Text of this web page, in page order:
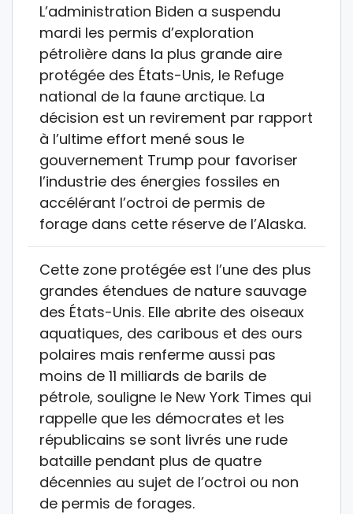
L’administration Biden a suspendu
mardi les permis d’exploration
pétrolière dans la plus grande aire
protégée des États-Unis, le Refuge
national de la faune arctique. La
décision est un revirement par rapport
à l’ultime effort mené sous le
gouvernement Trump pour favoriser
l’industrie des énergies fossiles en
accélérant l’octroi de permis de
forage dans cette réserve de l’Alaska.
Cette zone protégée est l’une des plus
grandes étendues de nature sauvage
des États-Unis. Elle abrite des oiseaux
aquatiques, des caribous et des ours
polaires mais renferme aussi pas
moins de 11 milliards de barils de
pétrole, souligne le New York Times qui
rappelle que les démocrates et les
républicains se sont livrés une rude
bataille pendant plus de quatre
décennies au sujet de l’octroi ou non
de permis de forages.